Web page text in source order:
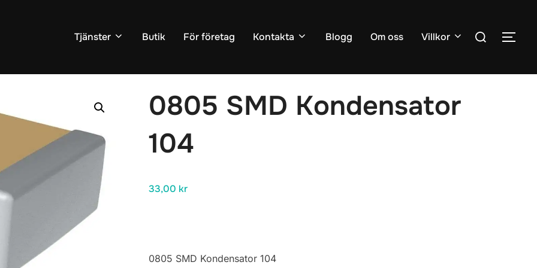
Tjänster Butik För företag Kontakta Blogg Om oss Villkor
Sök
efter:
SLÅ
0805 SMD Kondensator
104
33,00 kr
0805 SMD Kondensator 104